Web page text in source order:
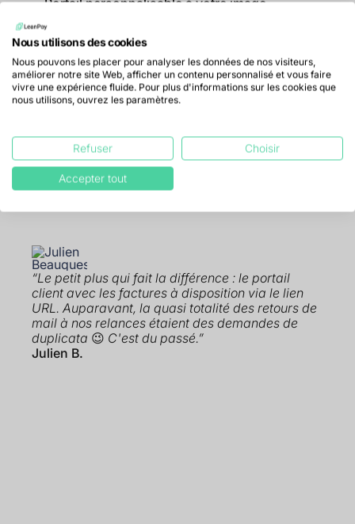
Portail personnalisable à votre image
Plusieurs méthodes de paiement disponibles
Plateforme interactive pour échanger avec
votre client
En savoir
plus
Télécharger notre plaquette -
>
“Le petit plus qui fait la différence : le portail
client avec les factures à disposition via le lien
URL. Auparavant, la quasi totalité des retours de
mail à nos relances étaient des demandes de
duplicata 😉 C'est du passé.”
Julien B.
Nous utilisons des cookies
Nous pouvons les placer pour analyser les données de nos visiteurs,
améliorer notre site Web, afficher un contenu personnalisé et vous faire
vivre une expérience fluide. Pour plus d'informations sur les cookies que
nous utilisons, ouvrez les paramètres.
Refuser Choisir
Accepter tout